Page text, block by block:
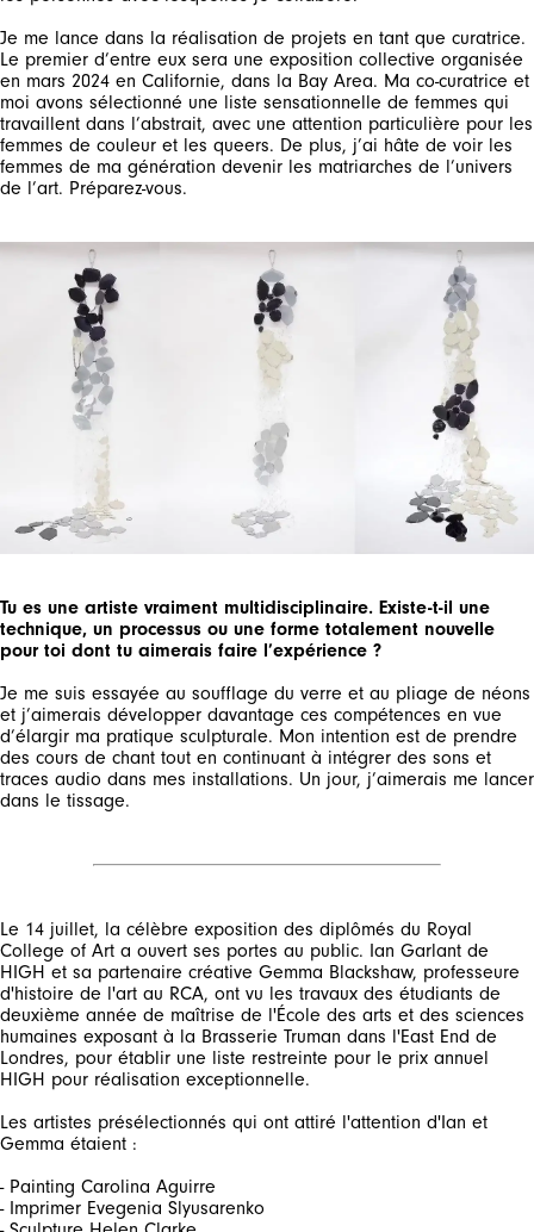
Je me lance dans la réalisation de projets en tant que curatrice.
Le premier d’entre eux sera une exposition collective organisée
en mars 2024 en Californie, dans la Bay Area. Ma co-curatrice et
moi avons sélectionné une liste sensationnelle de femmes qui
travaillent dans l’abstrait, avec une attention particulière pour les
femmes de couleur et les queers. De plus, j’ai hâte de voir les
femmes de ma génération devenir les matriarches de l’univers
de l’art. Préparez-vous.
Tu es une artiste vraiment multidisciplinaire. Existe-t-il une
technique, un processus ou une forme totalement nouvelle
pour toi dont tu aimerais faire l’expérience ?
Je me suis essayée au soufflage du verre et au pliage de néons
et j’aimerais développer davantage ces compétences en vue
d’élargir ma pratique sculpturale. Mon intention est de prendre
des cours de chant tout en continuant à intégrer des sons et
traces audio dans mes installations. Un jour, j’aimerais me lancer
dans le tissage.
Le 14 juillet, la célèbre exposition des diplômés du Royal
College of Art a ouvert ses portes au public. Ian Garlant de
HIGH et sa partenaire créative Gemma Blackshaw, professeure
d'histoire de l'art au RCA, ont vu les travaux des étudiants de
deuxième année de maîtrise de l'École des arts et des sciences
humaines exposant à la Brasserie Truman dans l'East End de
Londres, pour établir une liste restreinte pour le prix annuel
HIGH pour réalisation exceptionnelle.
Les artistes présélectionnés qui ont attiré l'attention d'Ian et
Gemma étaient :
- Painting Carolina Aguirre
- Imprimer Evegenia Slyusarenko